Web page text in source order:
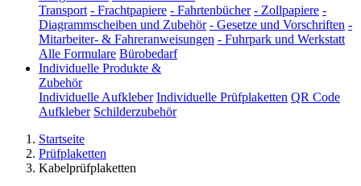
Transport - Frachtpapiere - Fahrtenbücher - Zollpapiere -
Diagrammscheiben und Zubehör - Gesetze und Vorschriften -
Mitarbeiter- & Fahreranweisungen - Fuhrpark und Werkstatt
Alle Formulare Bürobedarf
Individuelle Produkte &
Zubehör
Individuelle Aufkleber Individuelle Prüfplaketten QR Code
Aufkleber Schilderzubehör
Startseite
Prüfplaketten
Kabelprüfplaketten